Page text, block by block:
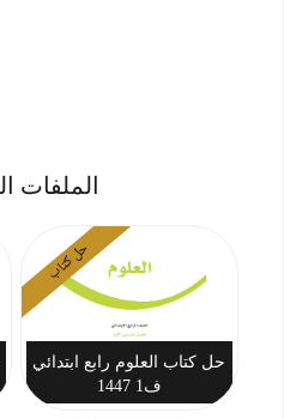
الملفات
حل كتاب
حل كتاب العلوم رابع ابتدائي
ف1 1447